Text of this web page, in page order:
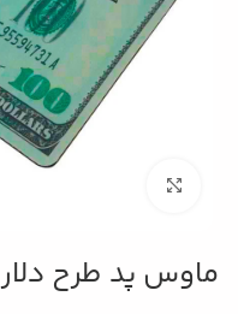
ماوس پد طرح دلار